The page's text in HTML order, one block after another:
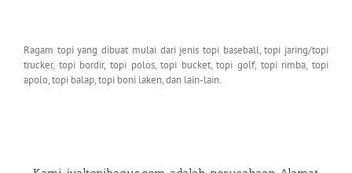
Ragam topi yang dibuat mulai dari jenis topi baseball, topi jaring/topi
trucker, topi bordir, topi polos, topi bucket, topi golf, topi rimba, topi
apolo, topi balap, topi boni laken, dan lain-lain.